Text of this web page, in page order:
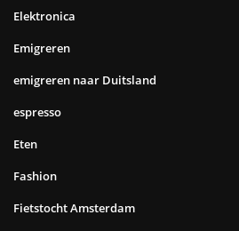
Elektronica
Emigreren
emigreren naar Duitsland
espresso
Eten
Fashion
Fietstocht Amsterdam